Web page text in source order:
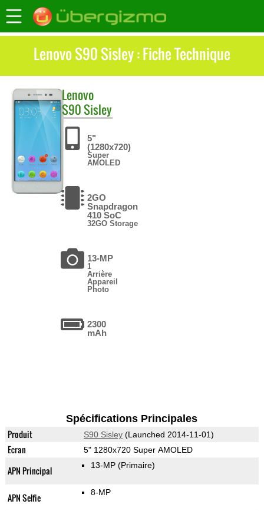
Lenovo S90 Sisley : Fiche Technique
Lenovo
S90 Sisley
5"
(1280x720)
Super
AMOLED
2GO
Snapdragon
410 SoC
32GO Storage
13-MP
1
Arrière
Appareil
Photo
2300
mAh
Spécifications Principales
Produit S90 Sisley(Launched 2014-11-01)
Ecran 5" 1280x720 Super AMOLED
APN Principal 13-MP (Primaire)
APN Selfie 8-MP